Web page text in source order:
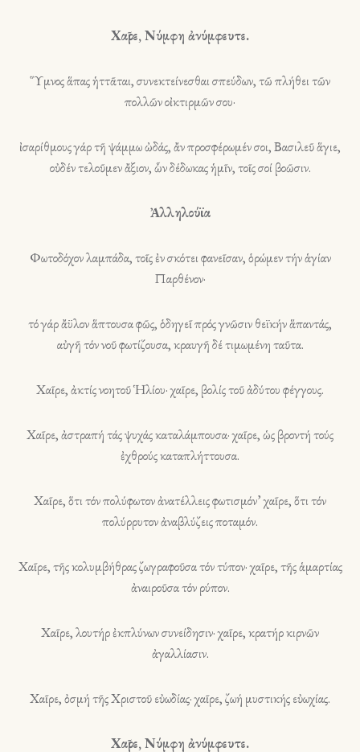
Χαῖρε, Νύμφη ἀνύμφευτε.
Ὕμνος ἅπας ἡττᾶται, συνεκτείνεσθαι σπεύδων, τῶ πλήθει τῶν
πολλῶν οἰκτιρμῶν σου·
ἰσαρίθμους γάρ τῆ ψάμμω ὠδάς, ἄν προσφέρωμέν σοι, Βασιλεῦ ἅγιε,
οὐδέν τελοῦμεν ἄξιον, ὧν δέδωκας ἡμῖν, τοῖς σοί βοῶσιν.
Ἀλληλούϊα
Φωτοδόχον λαμπάδα, τοῖς ἐν σκότει φανεῖσαν, ὁρώμεν τήν ἁγίαν
Παρθένον·
τό γάρ ἄϋλον ἅπτουσα φῶς, ὁδηγεῖ πρός γνῶσιν θεϊκήν ἅπαντάς,
αὐγῆ τόν νοῦ φωτίζουσα, κραυγῆ δέ τιμωμένη ταῦτα.
Χαῖρε, ἀκτίς νοητοῦ Ἡλίου· χαῖρε, βολίς τοῦ ἀδύτου φέγγους.
Χαῖρε, ἀστραπή τάς ψυχάς καταλάμπουσα· χαῖρε, ὡς βροντή τούς
ἐχθρούς καταπλήττουσα.
Χαῖρε, ὅτι τόν πολύφωτον ἀνατέλλεις φωτισμόν’ χαῖρε, ὅτι τόν
πολύρρυτον ἀναβλύζεις ποταμόν.
Χαῖρε, τῆς κολυμβήθρας ζωγραφοῦσα τόν τύπον· χαῖρε, τῆς ἁμαρτίας
ἀναιροῦσα τόν ρύπον.
Χαῖρε, λουτήρ ἐκπλύνων συνείδησιν· χαῖρε, κρατήρ κιρνῶν
ἀγαλλίασιν.
Χαῖρε, ὀσμή τῆς Χριστοῦ εὐωδίας· χαῖρε, ζωή μυστικής εὐωχίας.
Χαῖρε, Νύμφη ἀνύμφευτε.